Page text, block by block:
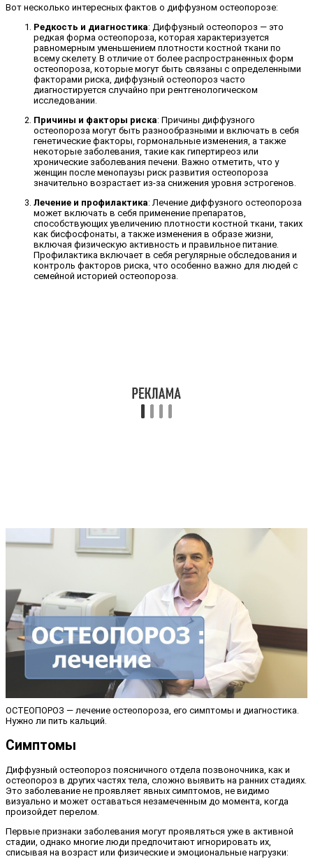
Вот несколько интересных фактов о диффузном остеопорозе:
Редкость и диагностика: Диффузный остеопороз — это
редкая форма остеопороза, которая характеризуется
равномерным уменьшением плотности костной ткани по
всему скелету. В отличие от более распространенных форм
остеопороза, которые могут быть связаны с определенными
факторами риска, диффузный остеопороз часто
диагностируется случайно при рентгенологическом
исследовании.
Причины и факторы риска: Причины диффузного
остеопороза могут быть разнообразными и включать в себя
генетические факторы, гормональные изменения, а также
некоторые заболевания, такие как гипертиреоз или
хронические заболевания печени. Важно отметить, что у
женщин после менопаузы риск развития остеопороза
значительно возрастает из-за снижения уровня эстрогенов.
Лечение и профилактика: Лечение диффузного остеопороза
может включать в себя применение препаратов,
способствующих увеличению плотности костной ткани, таких
как бисфосфонаты, а также изменения в образе жизни,
включая физическую активность и правильное питание.
Профилактика включает в себя регулярные обследования и
контроль факторов риска, что особенно важно для людей с
семейной историей остеопороза.
ОСТЕОПОРОЗ — лечение остеопороза, его симптомы и диагностика.
Нужно ли пить кальций.
Симптомы
Диффузный остеопороз поясничного отдела позвоночника, как и
остеопороз в других частях тела, сложно выявить на ранних стадиях.
Это заболевание не проявляет явных симптомов, не видимо
визуально и может оставаться незамеченным до момента, когда
произойдет перелом.
Первые признаки заболевания могут проявляться уже в активной
стадии, однако многие люди предпочитают игнорировать их,
списывая на возраст или физические и эмоциональные нагрузки: